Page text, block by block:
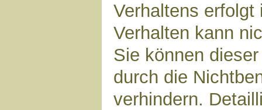
Verhaltens
Verhalten kann
Sie können
durch die
verhindern.